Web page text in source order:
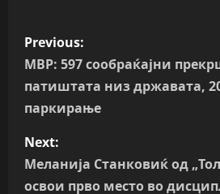
P
o
s
t
n
Previous:
МВР: 597 сообраќајни
патиштата низ државата,
паркирање
Next:
Меланија Станковиќ од
освои прво место во